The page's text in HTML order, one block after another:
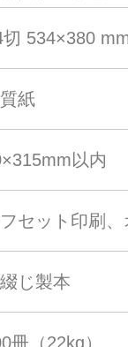
切 534×380
質紙
以内
セット印刷、
じ製本
冊（22kg）